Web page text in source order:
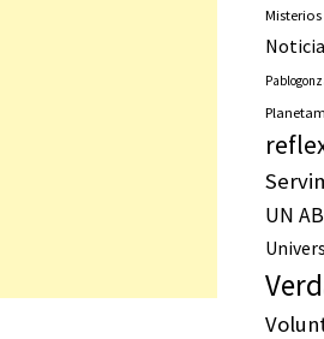
Misterios
UN